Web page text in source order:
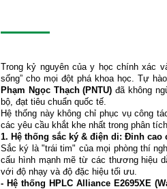
Trong kỷ nguyên của y học chính xác
sống” cho mọi đột phá khoa học. Tự
Phạm Ngọc Thạch (PNTU) đã không
bộ, đạt tiêu chuẩn quốc tế.
Hệ thống này không chỉ phục vụ công
các yêu cầu khắt khe nhất trong phân
1. Hệ thống sắc ký & điện di: Đỉnh
Sắc ký là "trái tim" của mọi phòng thí
cấu hình mạnh mẽ từ các thương hiệu
với độ nhạy và độ đặc hiệu tối ưu.
- Hệ thống HPLC Alliance E2695XE